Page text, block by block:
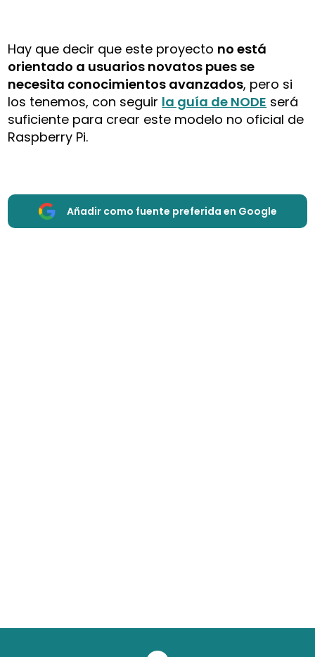
Hay que decir que este proyecto no está
orientado a usuarios novatos pues se
necesita conocimientos avanzados, pero si
los tenemos, con seguir la guía de NODE será
suficiente para crear este modelo no oficial de
Raspberry Pi.
Añadir como fuente preferida en Google